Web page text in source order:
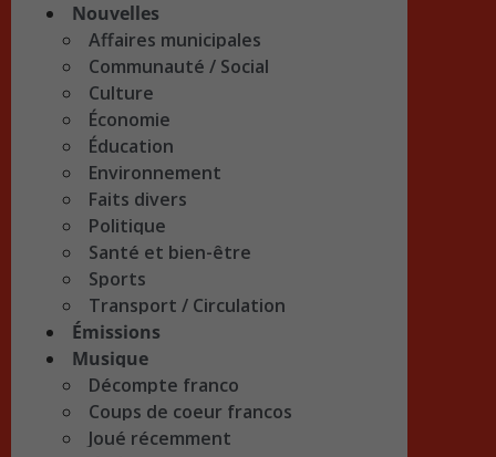
Nouvelles
Affaires municipales
Communauté / Social
Culture
Économie
Éducation
Environnement
Faits divers
Politique
Santé et bien-être
Sports
Transport / Circulation
Émissions
Musique
Décompte franco
Coups de coeur francos
Joué récemment